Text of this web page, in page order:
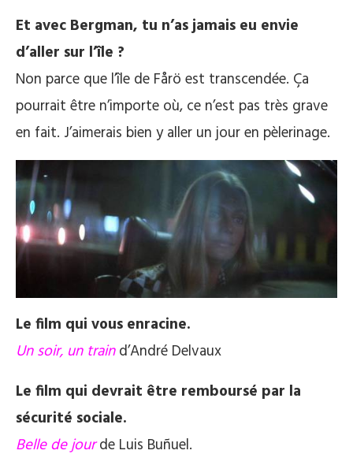
Et avec Bergman, tu n’as jamais eu envie
d’aller sur l’île ?
Non parce que l’île de Fårö est transcendée. Ça
pourrait être n’importe où, ce n’est pas très grave
en fait. J’aimerais bien y aller un jour en pèlerinage.
Le film qui vous enracine.
Un soir, un traind’André Delvaux
Le film qui devrait être remboursé par la
sécurité sociale.
Belle de jourde Luis Buñuel.